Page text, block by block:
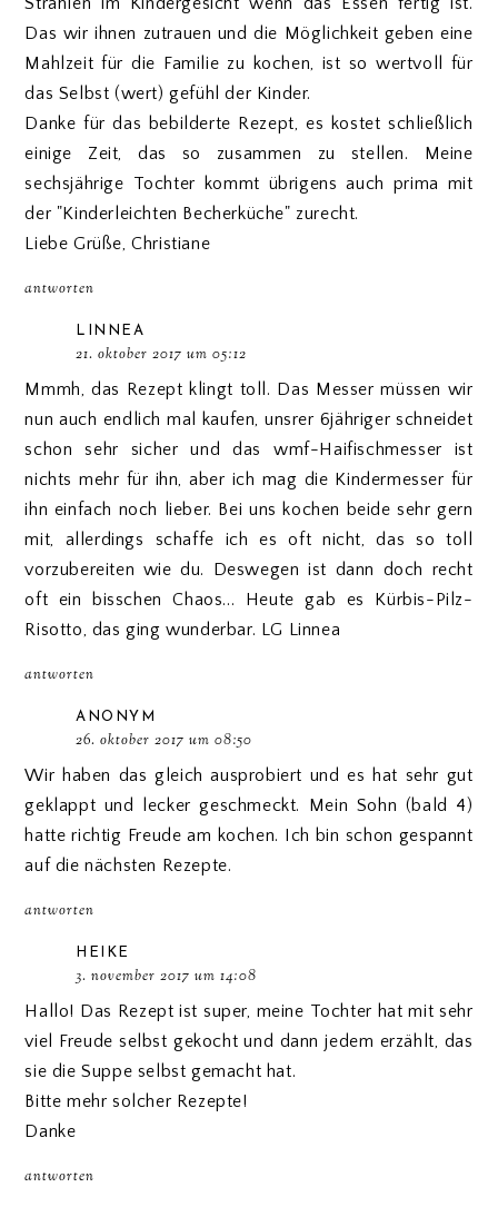
Das wir ihnen zutrauen und die Möglichkeit geben eine
Mahlzeit für die Familie zu kochen, ist so wertvoll für
das Selbst (wert) gefühl der Kinder.
Danke für das bebilderte Rezept, es kostet schließlich
einige Zeit, das so zusammen zu stellen. Meine
sechsjährige Tochter kommt übrigens auch prima mit
der "Kinderleichten Becherküche" zurecht.
Liebe Grüße, Christiane
antworten
LINNEA
21. oktober 2017 um 05:12
Mmmh, das Rezept klingt toll. Das Messer müssen wir
nun auch endlich mal kaufen, unsrer 6jähriger schneidet
schon sehr sicher und das wmf-Haifischmesser ist
nichts mehr für ihn, aber ich mag die Kindermesser für
ihn einfach noch lieber. Bei uns kochen beide sehr gern
mit, allerdings schaffe ich es oft nicht, das so toll
vorzubereiten wie du. Deswegen ist dann doch recht
oft ein bisschen Chaos... Heute gab es Kürbis-Pilz-
Risotto, das ging wunderbar. LG Linnea
antworten
ANONYM
26. oktober 2017 um 08:50
Wir haben das gleich ausprobiert und es hat sehr gut
geklappt und lecker geschmeckt. Mein Sohn (bald 4)
hatte richtig Freude am kochen. Ich bin schon gespannt
auf die nächsten Rezepte.
antworten
HEIKE
3. november 2017 um 14:08
Hallo! Das Rezept ist super, meine Tochter hat mit sehr
viel Freude selbst gekocht und dann jedem erzählt, das
sie die Suppe selbst gemacht hat.
Bitte mehr solcher Rezepte!
Danke
antworten